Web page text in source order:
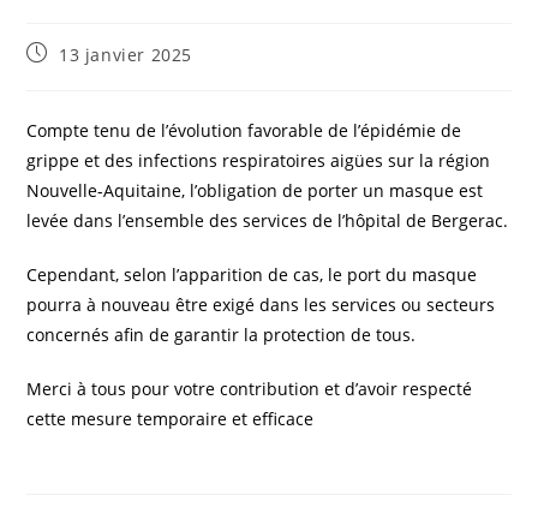
13 janvier 2025
Compte tenu de l’évolution favorable de l’épidémie de
grippe et des infections respiratoires aigües sur la région
Nouvelle-Aquitaine, l’obligation de porter un masque est
levée dans l’ensemble des services de l’hôpital de Bergerac.
Cependant, selon l’apparition de cas, le port du masque
pourra à nouveau être exigé dans les services ou secteurs
concernés afin de garantir la protection de tous.
Merci à tous pour votre contribution et d’avoir respecté
cette mesure temporaire et efficace